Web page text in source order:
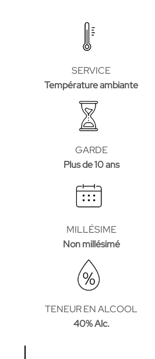
SERVICE
Température ambiante
GARDE
Plus de 10 ans
MILLÉSIME
Non millésimé
TENEUR EN ALCOOL
40% Alc.